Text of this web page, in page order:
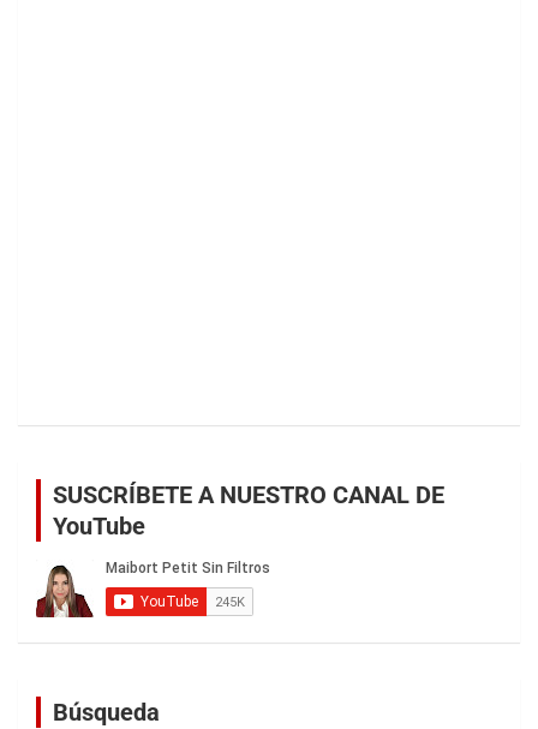
SUSCRÍBETE A NUESTRO CANAL DE
YouTube
Búsqueda